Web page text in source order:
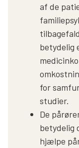
af de
betydelig
for
studier.
De
betydelig
hjælpe